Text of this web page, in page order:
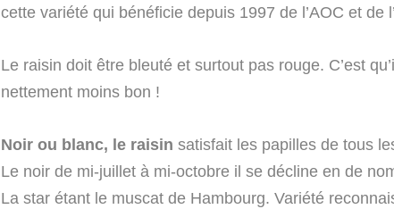
cette variété qui bénéficie depuis 1997 de l’AOC et de
Le raisin doit être bleuté et surtout pas rouge. C’est
nettement moins bon !
Noir ou blanc, le raisin satisfait les papilles de tous
Le noir de mi-juillet à mi-octobre il se décline en de
La star étant le muscat de Hambourg. Variété